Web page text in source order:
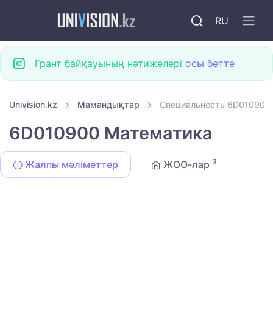
RU
Грант байқауының нәтижелері осы бетте
Univision.kz Мамандықтар Специальность
6D010900 Математика
Жалпы мәліметтер ЖОО-лар 3